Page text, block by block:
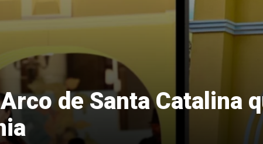
de Santa Catalina